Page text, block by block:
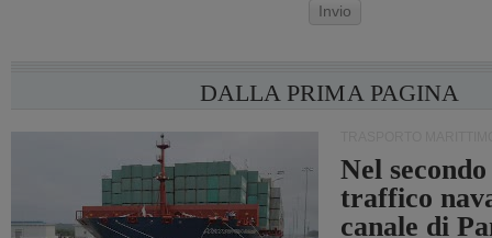
Invio
DALLA PRIMA PAGINA
Nel
traffico
canale di